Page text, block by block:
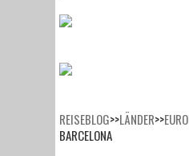
REISEBLOG>>LÄNDER>>
BARCELONA